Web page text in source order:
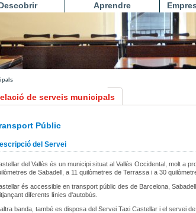
Aprendre
de serveis municipals
Públic
del Servei
del Vallès és un municipi situat al Vallès Occidental, molt a
de Sabadell, a 11 quilòmetres de Terrassa i a 30
és accessible en transport públic des de Barcelona,
diferents línies d'autobús.
banda, també es disposa del Servei Taxi Castellar i el servei